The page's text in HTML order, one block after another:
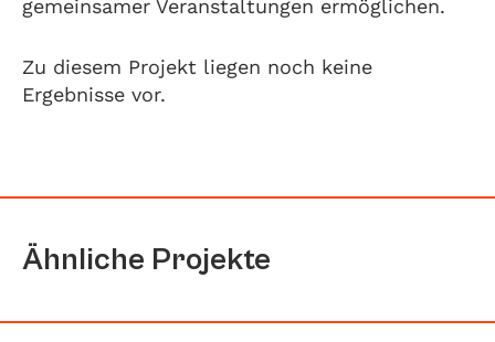
gemeinsamer Veranstaltungen ermöglichen.
Zu diesem Projekt liegen noch keine
Ergebnisse vor.
Ähnliche Projekte